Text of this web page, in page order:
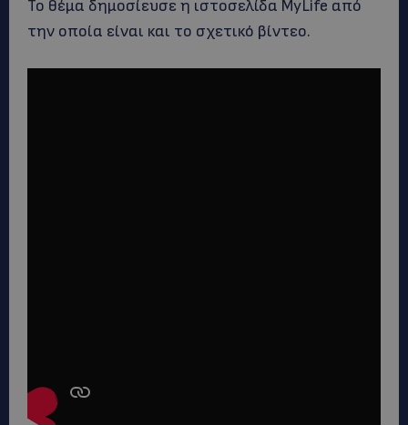
Το θέμα δημοσίευσε η ιστοσελίδα MyLife από
την οποία είναι και το σχετικό βίντεο.